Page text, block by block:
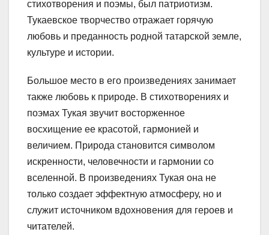
стихотворения и поэмы, был патриотизм.
Тукаевское творчество отражает горячую
любовь и преданность родной татарской земле,
культуре и истории.
Большое место в его произведениях занимает
также любовь к природе. В стихотворениях и
поэмах Тукая звучит восторженное
восхищение ее красотой, гармонией и
величием. Природа становится символом
искренности, человечности и гармонии со
вселенной. В произведениях Тукая она не
только создает эффектную атмосферу, но и
служит источником вдохновения для героев и
читателей.